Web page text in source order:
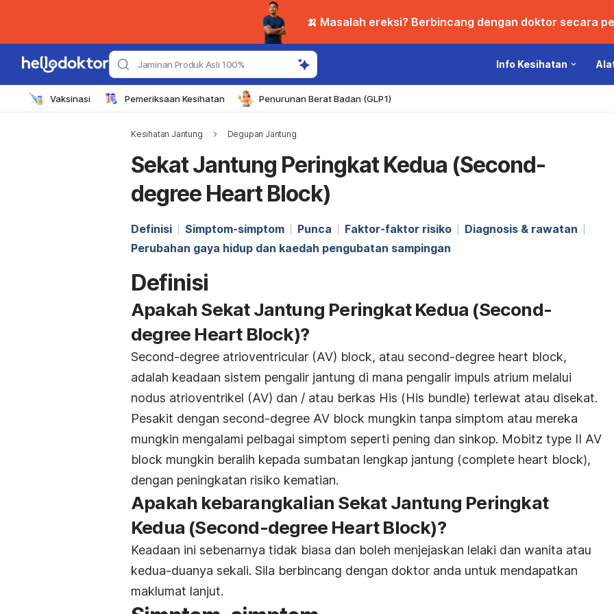
🍌 Masalah ereksi? Berbincang dengan doktor secara
Jaminan Produk Asli 100% Info Kesihatan
Vaksinasi Pemeriksaan Kesihatan Penurunan Berat Badan (GLP1)
Kesihatan Jantung Degupan Jantung
Sekat Jantung Peringkat Kedua (Second-
degree Heart Block)
Definisi Simptom-simptom Punca Faktor-faktor risiko
Diagnosis & rawatan
Perubahan gaya hidup dan kaedah pengubatan sampingan
Definisi
Apakah Sekat Jantung Peringkat Kedua (Second-
degree Heart Block)?
Second-degree atrioventricular (AV) block, atau second-degree heart block,
adalah keadaan sistem pengalir jantung di mana pengalir impuls atrium melalui
nodus atrioventrikel (AV) dan / atau berkas His (His bundle) terlewat atau disekat.
Pesakit dengan second-degree AV block mungkin tanpa simptom atau mereka
mungkin mengalami pelbagai simptom seperti pening dan sinkop. Mobitz type II AV
block mungkin beralih kepada sumbatan lengkap jantung (complete heart block),
dengan peningkatan risiko kematian.
Apakah kebarangkalian Sekat Jantung Peringkat
Kedua (Second-degree Heart Block)?
Keadaan ini sebenarnya tidak biasa dan boleh menjejaskan lelaki dan wanita atau
kedua-duanya sekali. Sila berbincang dengan doktor anda untuk mendapatkan
maklumat lanjut.